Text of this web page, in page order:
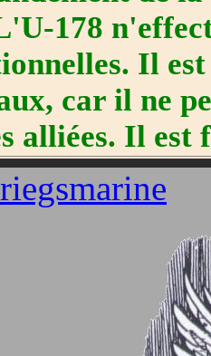
178
Il
car il ne
alliées. Il est